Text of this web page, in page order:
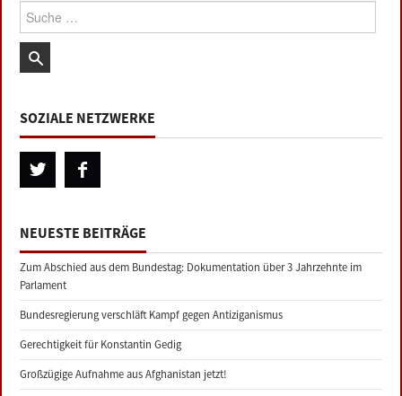
Suche:
SOZIALE NETZWERKE
NEUESTE BEITRÄGE
Zum Abschied aus dem Bundestag: Dokumentation über 3 Jahrzehnte im
Parlament
Bundesregierung verschläft Kampf gegen Antiziganismus
Gerechtigkeit für Konstantin Gedig
Großzügige Aufnahme aus Afghanistan jetzt!